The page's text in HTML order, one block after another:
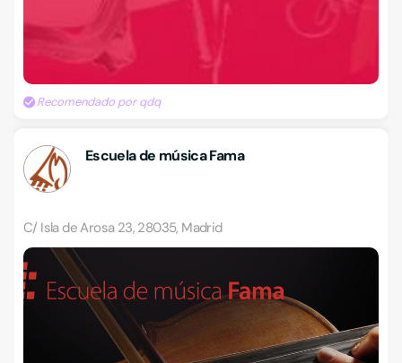
Recomendado por qdq
Escuela de música Fama
C/ Isla de Arosa 23, 28035, Madrid